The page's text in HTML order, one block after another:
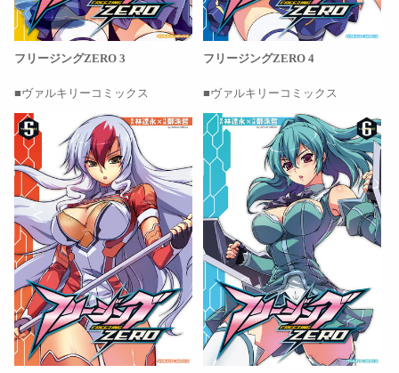
フリージングZERO 3 フリージングZERO 4
ヴァルキリーコミックス ヴァルキリーコミックス